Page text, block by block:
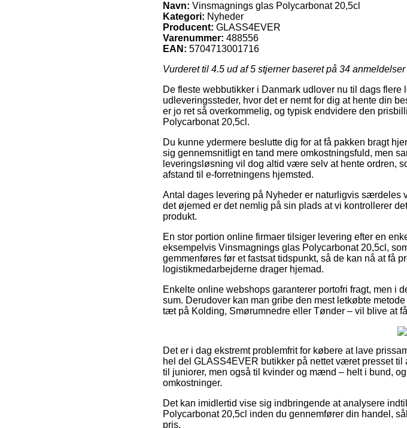
Navn: Vinsmagnings glas Polycarbonat 20,5cl
Kategori: Nyheder
Producent: GLASS4EVER
Varenummer: 488556
EAN: 5704713001716
Vurderet til 4.5 ud af 5 stjerner baseret på 34 anmeldelser
De fleste webbutikker i Danmark udlover nu til dags flere
udleveringssteder, hvor det er nemt for dig at hente din
er jo ret så overkommelig, og typisk endvidere den
Polycarbonat 20,5cl.
Du kunne ydermere beslutte dig for at få pakken bragt
sig gennemsnitligt en tand mere omkostningsfuld, men
leveringsløsning vil dog altid være selv at hente ordren,
afstand til e-forretningens hjemsted.
Antal dages levering på Nyheder er naturligvis særdeles
det øjemed er det nemlig på sin plads at vi kontrollerer
produkt.
En stor portion online firmaer tilsiger levering efter en
eksempelvis Vinsmagnings glas Polycarbonat 20,5cl,
gemmenføres før et fastsat tidspunkt, så de kan nå at få
logistikmedarbejderne drager hjemad.
Enkelte online webshops garanterer portofri fragt, men
sum. Derudover kan man gribe den mest letkøbte
tæt på Kolding, Smørumnedre eller Tønder – vil blive at
Det er i dag ekstremt problemfrit for købere at lave
hel del GLASS4EVER butikker på nettet været presset
til juniorer, men også til kvinder og mænd – helt i bund,
omkostninger.
Det kan imidlertid vise sig indbringende at analysere
Polycarbonat 20,5cl inden du gennemfører din handel,
pris.